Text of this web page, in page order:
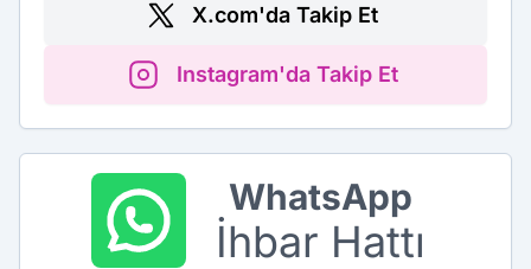
X.com'da Takip Et
Instagram'da Takip Et
WhatsApp
İhbar Hattı